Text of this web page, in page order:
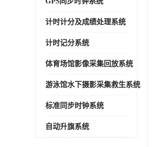
计时计分及成绩处理系统
计时记分系统
体育场馆影像采集回放系统
游泳馆水下摄影采集救生系统
标准同步时钟系统
自动升旗系统